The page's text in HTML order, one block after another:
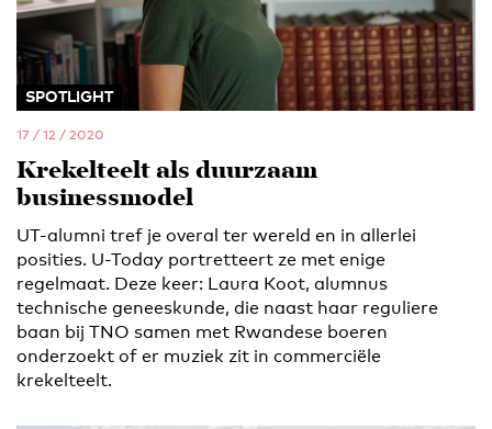
SPOTLIGHT
17 / 12 / 2020
Krekelteelt als duurzaam
businessmodel
UT-alumni tref je overal ter wereld en in allerlei
posities. U-Today portretteert ze met enige
regelmaat. Deze keer: Laura Koot, alumnus
technische geneeskunde, die naast haar reguliere
baan bij TNO samen met Rwandese boeren
onderzoekt of er muziek zit in commerciële
krekelteelt.